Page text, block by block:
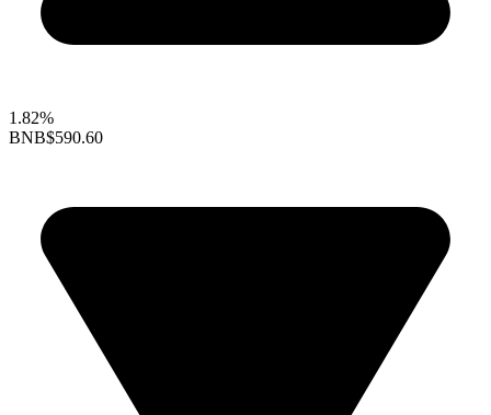
1.82%
BNB$590.60